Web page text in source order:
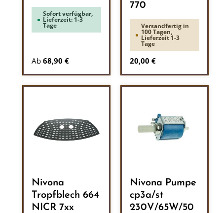
Sofort verfügbar,
Lieferzeit: 1-3
Tage
Ab 68,90 €
770
Versandfertig in
100 Tagen,
Lieferzeit 1-3
Tage
Regulärer Preis:
20,00 €
Nivona
Tropfblech 664
NICR 7xx
Nivona Pumpe
cp3a/st
230V/65W/50